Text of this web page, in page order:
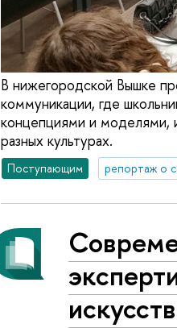
В нижегородской Вышке
коммуникации, где
концепциями и моделями,
разных культурах.
Поступающим репортаж о